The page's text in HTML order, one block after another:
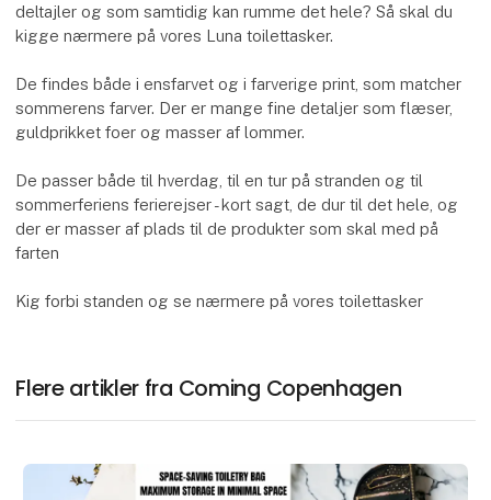
deltajler og som samtidig kan rumme det hele? Så skal du
kigge nærmere på vores Luna toilettasker.
De findes både i ensfarvet og i farverige print, som matcher
sommerens farver. Der er mange fine detaljer som flæser,
guldprikket foer og masser af lommer.
De passer både til hverdag, til en tur på stranden og til
sommerferiens ferierejser - kort sagt, de dur til det hele, og
der er masser af plads til de produkter som skal med på
farten
Kig forbi standen og se nærmere på vores toilettasker
Flere artikler fra Coming Copenhagen